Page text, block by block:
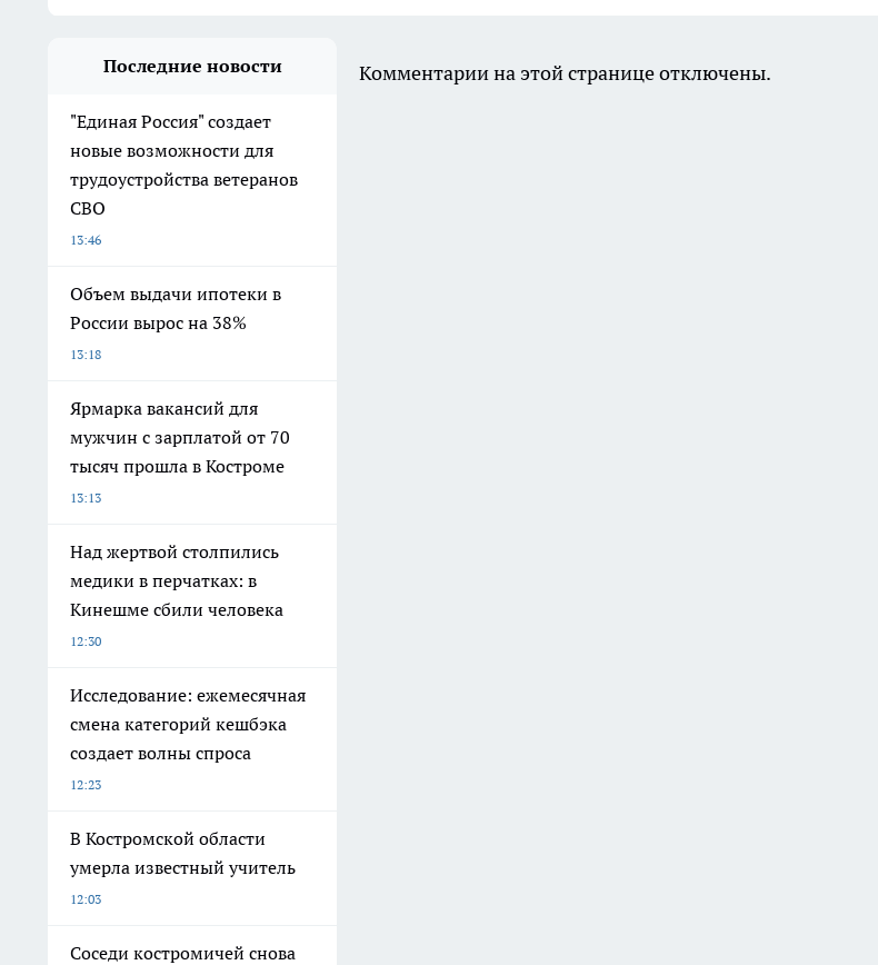
Последние новости
"Единая Россия" создает
новые возможности для
трудоустройства ветеранов
СВО
13:46
Объем выдачи ипотеки в
России вырос на 38%
13:18
Ярмарка вакансий для
мужчин с зарплатой от 70
тысяч прошла в Костроме
13:13
Над жертвой столпились
медики в перчатках: в
Кинешме сбили человека
12:30
Исследование: ежемесячная
смена категорий кешбэка
создает волны спроса
12:23
В Костромской области
умерла известный учитель
12:03
Соседи костромичей снова
Комментарии на этой странице отключены.